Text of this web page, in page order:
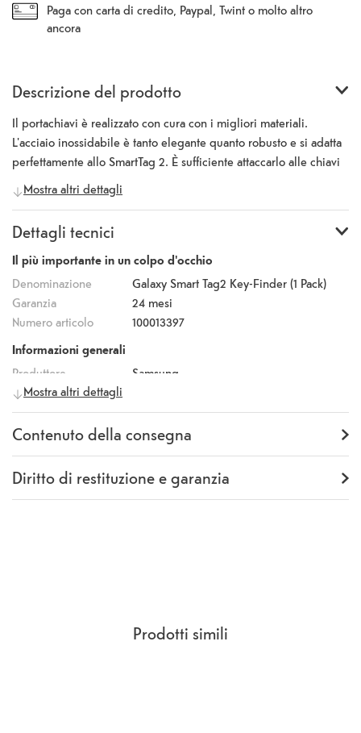
Paga con carta di credito, Paypal, Twint o molto altro
ancora
Descrizione del prodotto
Il portachiavi è realizzato con cura con i migliori materiali.
L'acciaio inossidabile è tanto elegante quanto robusto e si adatta
perfettamente allo SmartTag 2. È sufficiente attaccarlo alle chiavi
o allo zaino per essere sul radar dell'app SmartThings. SmartTag
lo troverà per voi.
Mostra altri dettagli
Dettagli tecnici
Il più importante in un colpo d'occhio
Denominazione
Galaxy Smart Tag2 Key-Finder (1 Pack)
Garanzia
24 mesi
Numero articolo
100013397
Informazioni generali
Produttore
Samsung
Numero
produttore
Codice EAN 8806095039893
Mostra altri dettagli
Contenuto della consegna
Fornitura 1 x Smart Tag2 Key-Finder
Diritto di restituzione e garanzia
Garanzia
24 mesi
Prodotti simili